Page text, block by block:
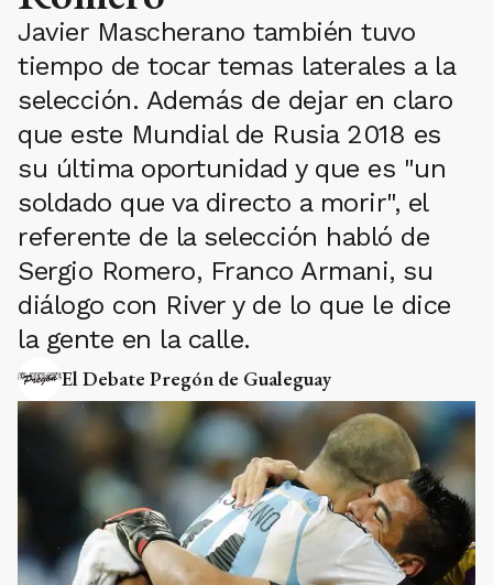
Javier Mascherano también tuvo
tiempo de tocar temas laterales a la
selección. Además de dejar en claro
que este Mundial de Rusia 2018 es
su última oportunidad y que es "un
soldado que va directo a morir", el
referente de la selección habló de
Sergio Romero, Franco Armani, su
diálogo con River y de lo que le dice
la gente en la calle.
El Debate Pregón de Gualeguay